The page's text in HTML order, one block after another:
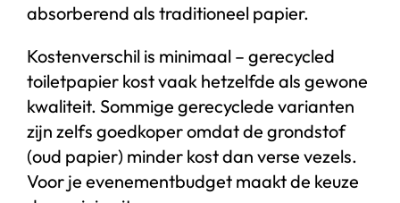
absorberend als traditioneel papier.
Kostenverschil is minimaal – gerecycled
toiletpapier kost vaak hetzelfde als gewone
kwaliteit. Sommige gerecyclede varianten
zijn zelfs goedkoper omdat de grondstof
(oud papier) minder kost dan verse vezels.
Voor je evenementbudget maakt de keuze